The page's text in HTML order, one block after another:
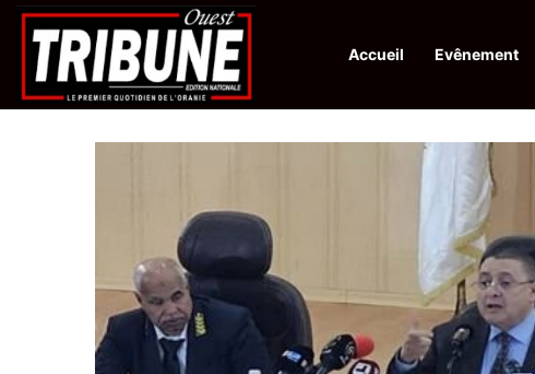
Accueil Evênement
Infos en Direct: Lutte contre les drogues : octroi de récompenses